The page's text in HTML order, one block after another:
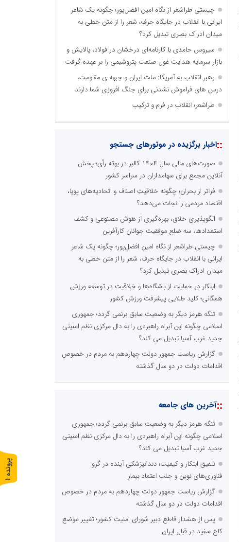
چیستی طراشعر از نگاه امین افضل‌پور؛ چگونه یک شاعر
ایرانی با انقلاب در جایگاه حرف، شعر را از متن خطی به
میدان ادراک بصری تبدیل کرد؟
سیروس حامدی با کارنامه‌ای درخشان در فولاد، پالایش و
بازار سرمایه هدایت غول صنعت پتروشیمی را بر عهده گرفت
رهبر انقلاب به آمریکا: ملت ایران و جبهه ی مقاومت،
درس های فراموش نشدنی برای جنگ افروزی شما دارند
طراشعر؛ انقلاب در فرم و ترکیب
::اخبار برگزیده در موتورهای جستجو
صورت‌های مالی سال ۱۴۰۴ کالبر در بوته رأی؛ پخش
آنلاین مجمع برای سهامداران در سراسر کشور
فراتر از بحران؛ چگونه خلاقیتِ اصناف و اتحادیه‌های پویا،
اقتصاد مردمی را نجات می‌دهد؟
الگوپذیری خلاق، بهره‌گیری از هوش مصنوعی و کشف
استعدادها، سه ضلع موفقیت جوانان کارآفرین
چیستی طراشعر از نگاه امین افضل‌پور؛ چگونه یک شاعر
ایرانی با انقلاب در جایگاه حرف، شعر را از متن خطی به
میدان ادراک بصری تبدیل کرد؟
ابتکار در حمایت از باشگاه‌ها و خلاقیت در توسعه ورزش
همگانی؛ کلید طلایی پیشرفت ورزش کشور
تنگه هرمز دیگر به وضعیت سابق برنمی گردد؛ جمهوری
اسلامی چگونه این آبراه راهبردی را به دال مرکزی نظم امنیتی
جدید غرب آسیا تبدیل می کند؟
گزارش ریاست جمهور دولت چهاردهم به مردم در خصوص
اقدامات دولت در دو سال گذشته
::آخرین های جامعه
تنگه هرمز دیگر به وضعیت سابق برنمی گردد؛ جمهوری
اسلامی چگونه این آبراه راهبردی را به دال مرکزی نظم امنیتی
جدید غرب آسیا تبدیل می کند؟
تلفیق ابتکار و کیفیت؛ دندانپزشکی آینده در گرو
فناوری‌های نوین و جلب اعتماد بیمار
گزارش ریاست جمهور دولت چهاردهم به مردم در خصوص
اقدامات دولت در دو سال گذشته
پس از هشدار قاطع دبیر شورای امنیت کشور؛ تغییر موضع
کاخ سفید در قبال ایران
پ
ر
و
ن
د
ه
1